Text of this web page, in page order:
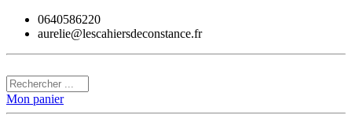
0640586220
aurelie@lescahiersdeconstance.fr
Mon panier